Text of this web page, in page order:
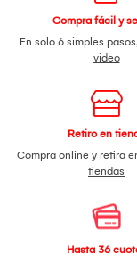
¿Para quién es útil
Es una excelente
contenido,
Descubre el
experiencia de
con un equipo
Fotos referenciales.
Compra fácil y
En solo 6 simples
video
Retiro en
Compra online y retira
tiendas
Hasta 36